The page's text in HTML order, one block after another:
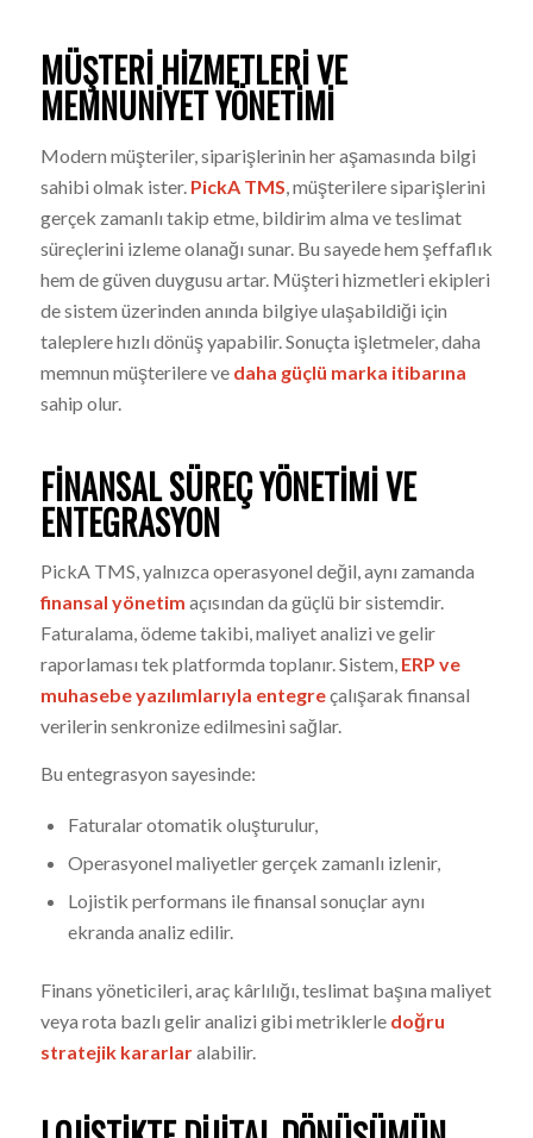
MÜŞTERI HIZMETLERI VE
MEMNUNIYET YÖNETIMI
Modern müşteriler, siparişlerinin her aşamasında bilgi
sahibi olmak ister. PickA TMS, müşterilere siparişlerini
gerçek zamanlı takip etme, bildirim alma ve teslimat
süreçlerini izleme olanağı sunar. Bu sayede hem şeffaflık
hem de güven duygusu artar. Müşteri hizmetleri ekipleri
de sistem üzerinden anında bilgiye ulaşabildiği için
taleplere hızlı dönüş yapabilir. Sonuçta işletmeler, daha
memnun müşterilere ve daha güçlü marka itibarına
sahip olur.
FINANSAL SÜREÇ YÖNETIMI VE
ENTEGRASYON
PickA TMS, yalnızca operasyonel değil, aynı zamanda
finansal yönetim açısından da güçlü bir sistemdir.
Faturalama, ödeme takibi, maliyet analizi ve gelir
raporlaması tek platformda toplanır. Sistem, ERP ve
muhasebe yazılımlarıyla entegreçalışarak finansal
verilerin senkronize edilmesini sağlar.
Bu entegrasyon sayesinde:
Faturalar otomatik oluşturulur,
Operasyonel maliyetler gerçek zamanlı izlenir,
Lojistik performans ile finansal sonuçlar aynı
ekranda analiz edilir.
Finans yöneticileri, araç kârlılığı, teslimat başına maliyet
veya rota bazlı gelir analizi gibi metriklerle doğru
stratejik kararlaralabilir.